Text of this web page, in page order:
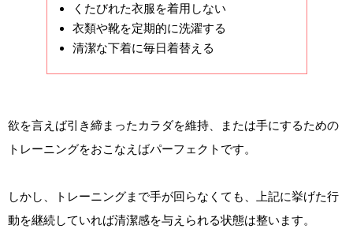
くたびれた衣服を着用しない
衣類や靴を定期的に洗濯する
清潔な下着に毎日着替える
欲を言えば引き締まったカラダを維持、または手にするための
トレーニングをおこなえばパーフェクトです。
しかし、トレーニングまで手が回らなくても、上記に挙げた行
動を継続していれば清潔感を与えられる状態は整います。